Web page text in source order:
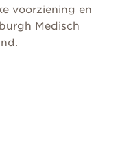
voorziening en
Medisch